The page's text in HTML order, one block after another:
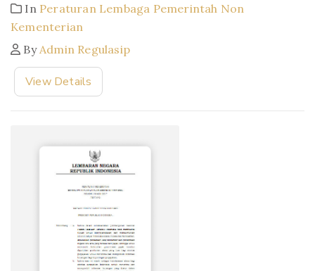
In Peraturan Lembaga Pemerintah Non
Kementerian
ByAdmin Regulasip
View Details